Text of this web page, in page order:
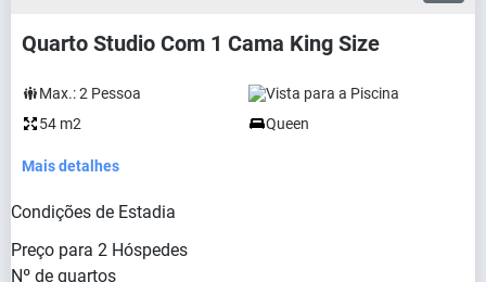
Quarto Studio Com 1 Cama King Size
Max.:2 Pessoa
Vista para a Piscina
54 m2
Queen
Mais detalhes
Condições de Estadia
Preço para 2 Hóspedes
Nº de quartos